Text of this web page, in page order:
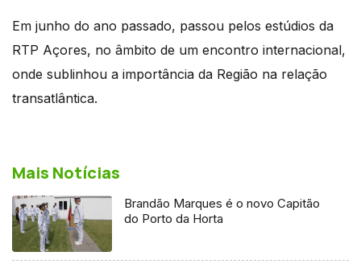
Em junho do ano passado, passou pelos estúdios da
RTP Açores, no âmbito de um encontro internacional,
onde sublinhou a importância da Região na relação
transatlântica.
Mais Notícias
Brandão Marques é o novo Capitão
do Porto da Horta